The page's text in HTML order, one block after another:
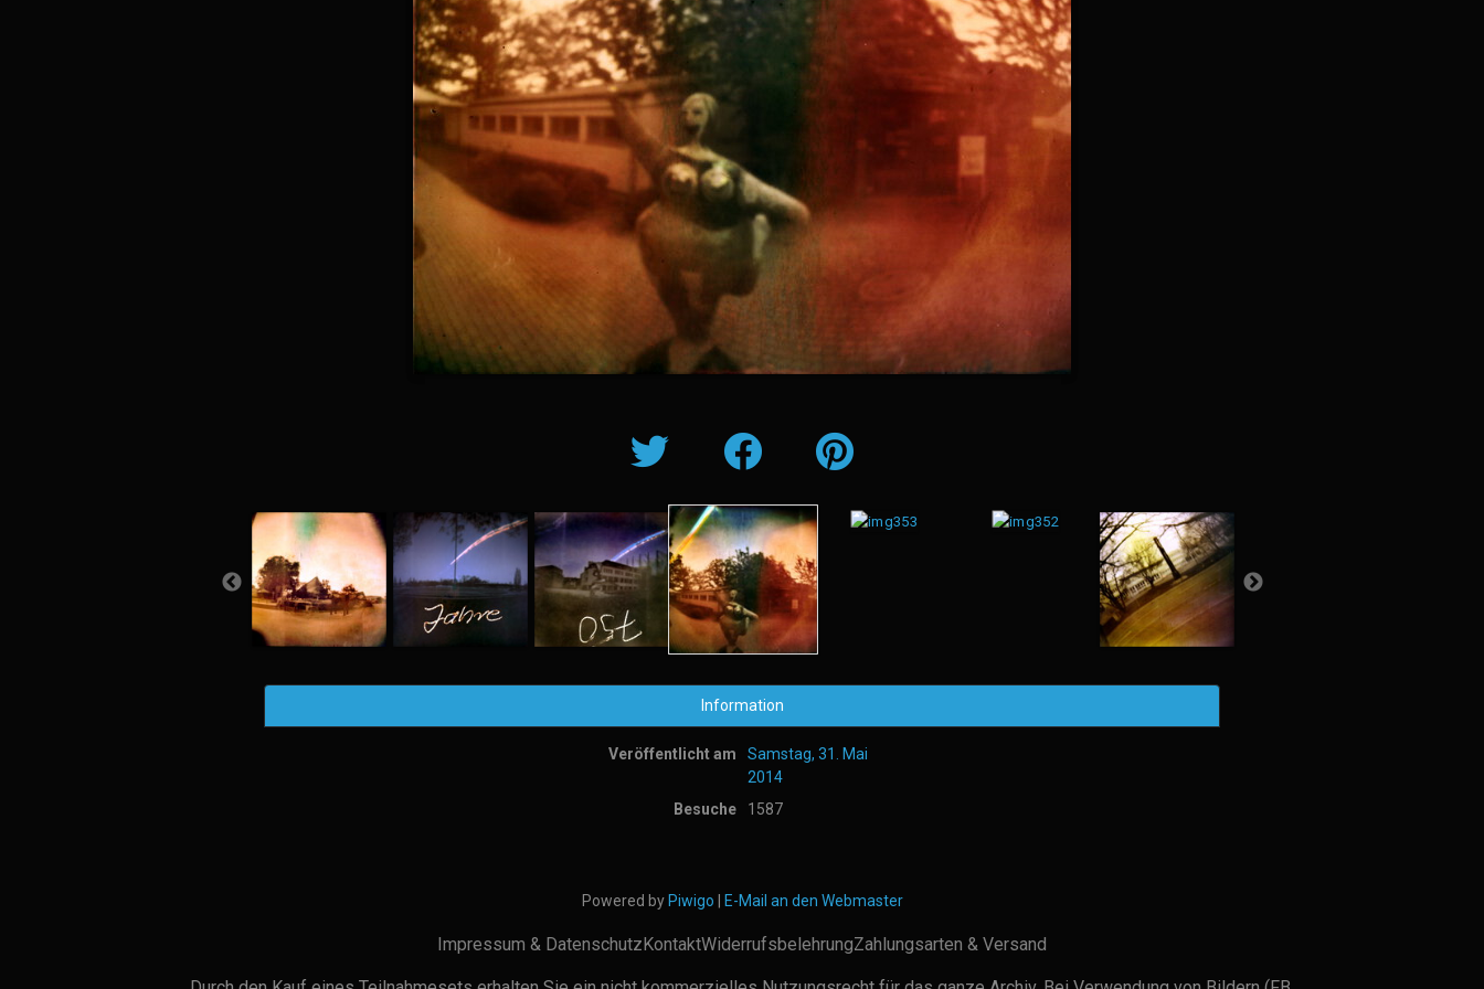
Information
Veröffentlicht am
Samstag, 31. Mai
2014
Besuche
1587
Powered by Piwigo E-Mail an den Webmaster
Impressum & DatenschutzKontaktWiderrufsbelehrungZahlungsarten & Versand